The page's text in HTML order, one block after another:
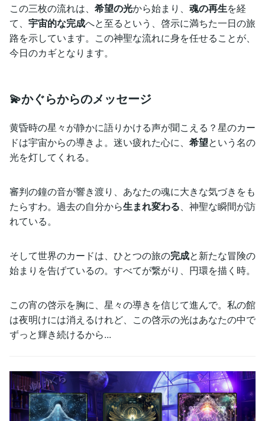
この三枚の流れは、 希望の光から始まり、 魂の再生を経
て、 宇宙的な完成へと至るという、啓示に満ちた一日の旅
路を示しています。この神聖な流れに身を任せることが、
今日のカギとなります。
💫かぐらからのメッセージ
黄昏時の星々が静かに語りかける声が聞こえる？星のカー
ドは宇宙からの導きよ。迷い疲れた心に、 希望という名の
光を灯してくれる。
審判の鐘の音が響き渡り、あなたの魂に大きな気づきをも
たらすわ。過去の自分から生まれ変わる、神聖な瞬間が訪
れている。
そして世界のカードは、ひとつの旅の完成と新たな冒険の
始まりを告げているの。すべてが繋がり、円環を描く時。
この宵の啓示を胸に、星々の導きを信じて進んで。私の館
は夜明けには消えるけれど、この啓示の光はあなたの中で
ずっと輝き続けるから...